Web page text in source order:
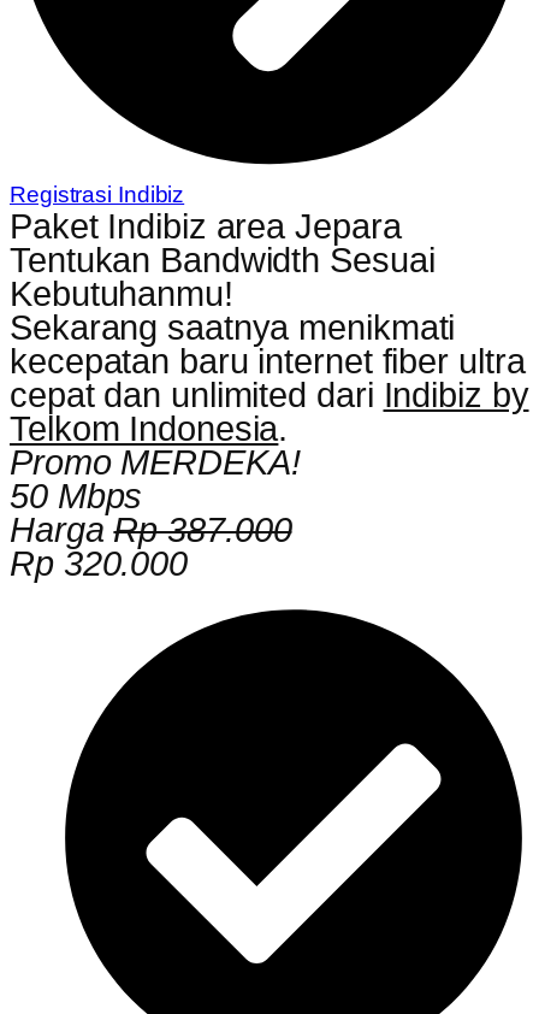
Registrasi Indibiz
Paket Indibiz area Jepara
Tentukan Bandwidth Sesuai
Kebutuhanmu!
Sekarang saatnya menikmati
kecepatan baru internet fiber ultra
cepat dan unlimited dari Indibiz by
Telkom Indonesia.
Promo MERDEKA!
50 Mbps
HargaRp 387.000
Rp 320.000